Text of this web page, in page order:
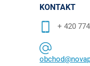
KONTAKT
+ 420